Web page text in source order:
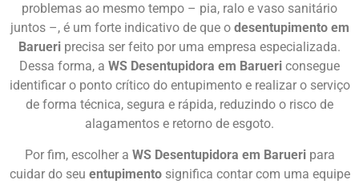
problemas ao mesmo tempo – pia, ralo e vaso sanitário
juntos –, é um forte indicativo de que o desentupimento em
Barueri precisa ser feito por uma empresa especializada.
Dessa forma, a WS Desentupidora em Barueri consegue
identificar o ponto crítico do entupimento e realizar o serviço
de forma técnica, segura e rápida, reduzindo o risco de
alagamentos e retorno de esgoto.
Por fim, escolher a WS Desentupidora em Barueripara
cuidar do seu entupimentosignifica contar com uma equipe